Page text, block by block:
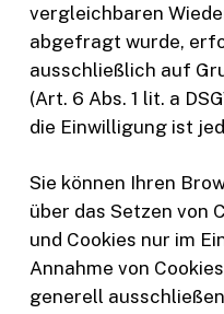
vergleichbaren
abgefragt wurde,
ausschließlich auf
(Art. 6 Abs. 1 lit. a
die Einwilligung ist
Sie können Ihren
über das Setzen von
und Cookies nur im
Annahme von
generell